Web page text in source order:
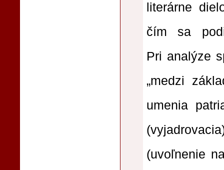
literárne
čím sa
Pri analýze
„medzi
umenia
(uvoľnenie